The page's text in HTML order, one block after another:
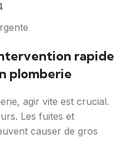
rapide
plomberie
agir vite est crucial.
Les fuites et
causer de gros